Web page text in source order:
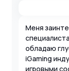
Меня
обладаю
iGaming
игровыми